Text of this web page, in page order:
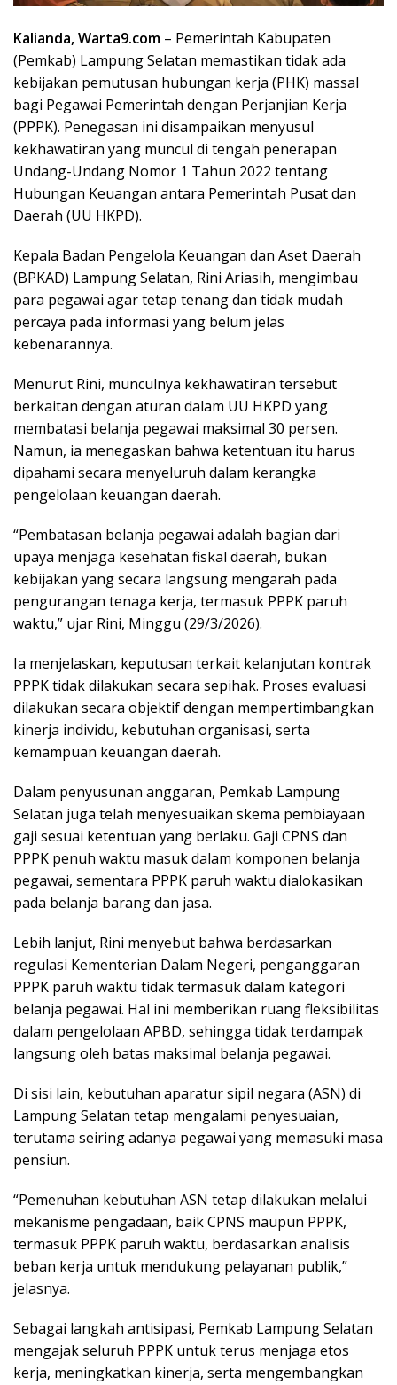
Kalianda, Warta9.com – Pemerintah Kabupaten
(Pemkab) Lampung Selatan memastikan tidak ada
kebijakan pemutusan hubungan kerja (PHK) massal
bagi Pegawai Pemerintah dengan Perjanjian Kerja
(PPPK). Penegasan ini disampaikan menyusul
kekhawatiran yang muncul di tengah penerapan
Undang-Undang Nomor 1 Tahun 2022 tentang
Hubungan Keuangan antara Pemerintah Pusat dan
Daerah (UU HKPD).
Kepala Badan Pengelola Keuangan dan Aset Daerah
(BPKAD) Lampung Selatan, Rini Ariasih, mengimbau
para pegawai agar tetap tenang dan tidak mudah
percaya pada informasi yang belum jelas
kebenarannya.
Menurut Rini, munculnya kekhawatiran tersebut
berkaitan dengan aturan dalam UU HKPD yang
membatasi belanja pegawai maksimal 30 persen.
Namun, ia menegaskan bahwa ketentuan itu harus
dipahami secara menyeluruh dalam kerangka
pengelolaan keuangan daerah.
“Pembatasan belanja pegawai adalah bagian dari
upaya menjaga kesehatan fiskal daerah, bukan
kebijakan yang secara langsung mengarah pada
pengurangan tenaga kerja, termasuk PPPK paruh
waktu,” ujar Rini, Minggu (29/3/2026).
Ia menjelaskan, keputusan terkait kelanjutan kontrak
PPPK tidak dilakukan secara sepihak. Proses evaluasi
dilakukan secara objektif dengan mempertimbangkan
kinerja individu, kebutuhan organisasi, serta
kemampuan keuangan daerah.
Dalam penyusunan anggaran, Pemkab Lampung
Selatan juga telah menyesuaikan skema pembiayaan
gaji sesuai ketentuan yang berlaku. Gaji CPNS dan
PPPK penuh waktu masuk dalam komponen belanja
pegawai, sementara PPPK paruh waktu dialokasikan
pada belanja barang dan jasa.
Lebih lanjut, Rini menyebut bahwa berdasarkan
regulasi Kementerian Dalam Negeri, penganggaran
PPPK paruh waktu tidak termasuk dalam kategori
belanja pegawai. Hal ini memberikan ruang fleksibilitas
dalam pengelolaan APBD, sehingga tidak terdampak
langsung oleh batas maksimal belanja pegawai.
Di sisi lain, kebutuhan aparatur sipil negara (ASN) di
Lampung Selatan tetap mengalami penyesuaian,
terutama seiring adanya pegawai yang memasuki masa
pensiun.
“Pemenuhan kebutuhan ASN tetap dilakukan melalui
mekanisme pengadaan, baik CPNS maupun PPPK,
termasuk PPPK paruh waktu, berdasarkan analisis
beban kerja untuk mendukung pelayanan publik,”
jelasnya.
Sebagai langkah antisipasi, Pemkab Lampung Selatan
mengajak seluruh PPPK untuk terus menjaga etos
kerja, meningkatkan kinerja, serta mengembangkan